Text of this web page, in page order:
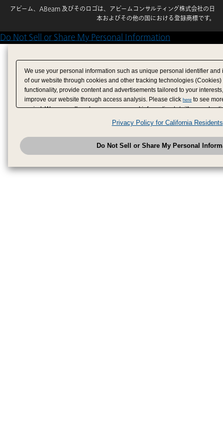
アビーム、ABeam 及びそのロゴは、アビームコンサルティング株式会社の日
本およびその他の国における登録商標です。
Do Not Sell or Share My Personal Information
We use your personal information such as unique personal identifier
of our website through cookies and other tracking technologies
functionality, provide content and advertisements tailored to your
improve our website through access analysis. Please click here to see
period. We may sell or share your personal information to/with our
analytics service partners. These partners may combine the data shared
have provided to them or that they have collected from your use of their
analyze and optimize advertisements delivered to you by businesses
have the right to opt out of sale or share of your personal information by
to exercise your right. If we have detected an opt-out
honored.Change your sell or share preference
Privacy Policy for California Residents
Do Not Sell or Share My Personal